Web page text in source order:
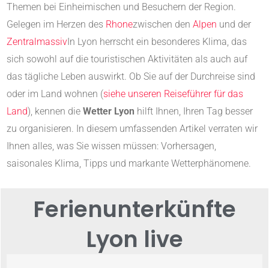
Themen bei Einheimischen und Besuchern der Region.
Gelegen im Herzen des Rhonezwischen den Alpen und der
ZentralmassivIn Lyon herrscht ein besonderes Klima, das
sich sowohl auf die touristischen Aktivitäten als auch auf
das tägliche Leben auswirkt. Ob Sie auf der Durchreise sind
oder im Land wohnen (siehe unseren Reiseführer für das
Land), kennen die Wetter Lyon hilft Ihnen, Ihren Tag besser
zu organisieren. In diesem umfassenden Artikel verraten wir
Ihnen alles, was Sie wissen müssen: Vorhersagen,
saisonales Klima, Tipps und markante Wetterphänomene.
Ferienunterkünfte
Lyon live